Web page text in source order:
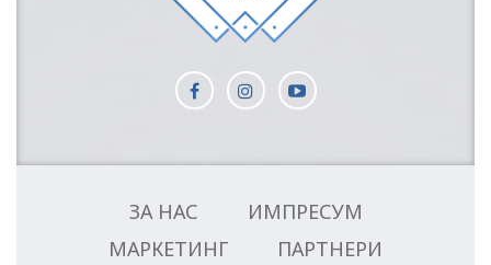
ЗА НАС
ИМПРЕСУМ
МАРКЕТИНГ
ПАРТНЕРИ